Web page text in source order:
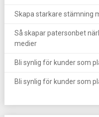
Skapa starkare stämning
Så skapar patersonbet
medier
Bli synlig för kunder som
Bli synlig för kunder som